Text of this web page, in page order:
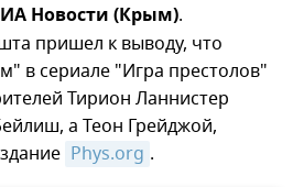
Новости (Крым).
пришел к выводу, что
в сериале "Игра престолов"
Тирион Ланнистер
а Теон Грейджой,
Phys.org .